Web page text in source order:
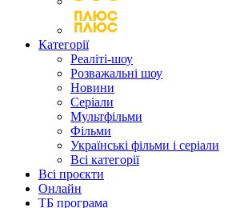
Категорії
Реаліті-шоу
Розважальні шоу
Новини
Серіали
Мультфільми
Фільми
Українські фільми і серіали
Всі категорії
Всі проєкти
Онлайн
ТБ програма